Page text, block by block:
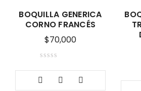
BOQUILLA GENERICA
CORNO FRANCÉS
$70,000